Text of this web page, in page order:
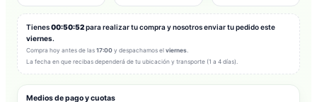
Tienes00:50:50para realizar tu compra y nosotros enviar tu pedido este
viernes.
Compra hoy antes de las 17:00 y despachamos el viernes
La fecha en que recibas dependerá de tu ubicación y transporte (1 a 4 días).
Medios de pago y cuotas